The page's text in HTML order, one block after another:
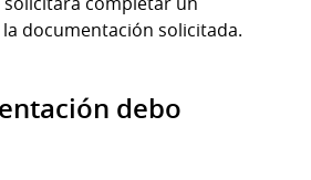
documentación solicitada.
debo